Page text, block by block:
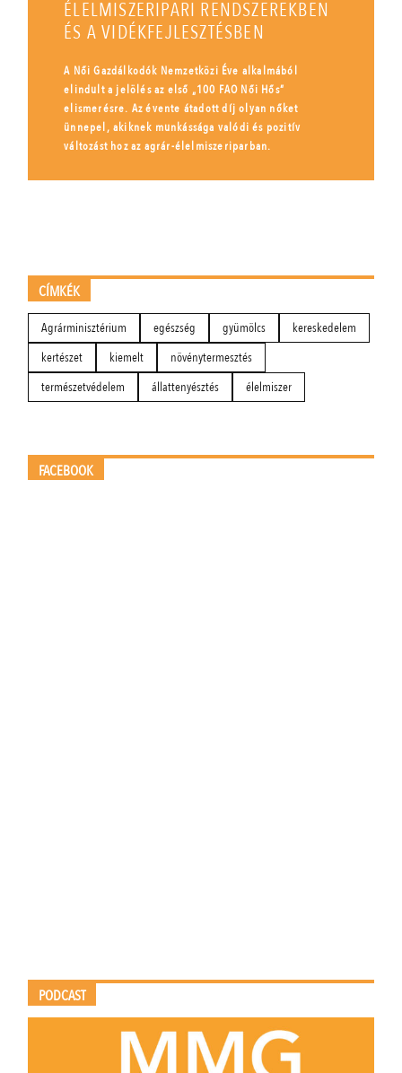
ÉLELMISZERIPARI RENDSZEREKBEN
ÉS A VIDÉKFEJLESZTÉSBEN
A Női Gazdálkodók Nemzetközi Éve alkalmából
elindult a jelölés az első „100 FAO Női Hős”
elismerésre. Az évente átadott díj olyan nőket
ünnepel, akiknek munkássága valódi és pozitív
változást hoz az agrár-élelmiszeriparban.
CÍMKÉK
Agrárminisztérium egészség gyümölcs
kereskedelem
kertészet
kiemelt
növénytermesztés
természetvédelem
állattenyésztés élelmiszer
FACEBOOK
PODCAST